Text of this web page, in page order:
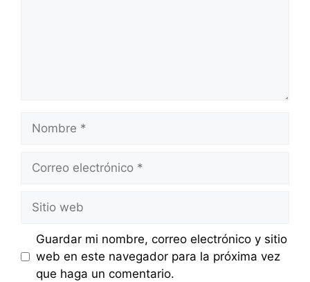
Nombre
Correo
Sitio
web
Guardar mi nombre, correo electrónico y sitio
web en este navegador para la próxima vez
que haga un comentario.